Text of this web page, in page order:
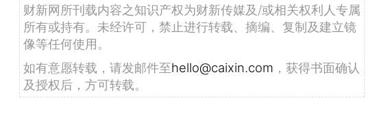
财新网所刊载内容之知识产权为财新传媒及/或相关权利人专属
所有或持有。未经许可，禁止进行转载、摘编、复制及建立镜
像等任何使用。
如有意愿转载，请发邮件至hello@caixin.com ，获得书面确认
及授权后，方可转载。